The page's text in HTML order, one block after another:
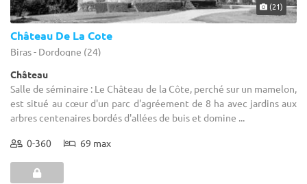
(21)
Château De La Cote
Biras - Dordogne (24)
Château
Salle de séminaire : Le Château de la Côte, perché sur un mamelon,
est situé au cœur d'un parc d'agréement de 8 ha avec jardins aux
arbres centenaires bordés d'allées de buis et domine ...
0-360 69 max